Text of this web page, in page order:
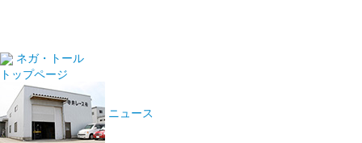
ネガ・トール
トップページ
ニュース